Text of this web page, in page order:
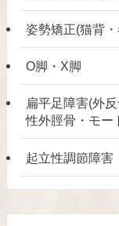
姿勢矯正(猫背
O脚・X脚
扁平足障害(外
性外脛骨・モー
起立性調節障害